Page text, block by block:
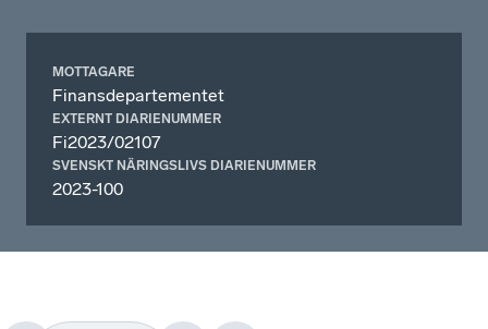
MOTTAGARE
Finansdepartementet
EXTERNT DIARIENUMMER
Fi2023/02107
SVENSKT NÄRINGSLIVS DIARIENUMMER
2023-100